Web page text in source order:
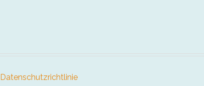
Datenschutzrichtlinie